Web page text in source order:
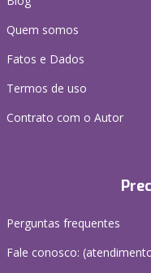
Quem somos
Fatos e Dados
Termos de uso
Contrato com o Autor
Perguntas frequentes
Fale conosco: